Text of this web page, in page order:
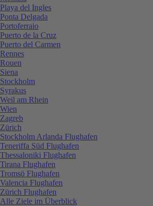
Playa del Ingles
Ponta Delgada
Portoferraio
Puerto de la Cruz
Puerto del Carmen
Rennes
Rouen
Siena
Stockholm
Syrakus
Weil am Rhein
Wien
Zagreb
Zürich
Stockholm Arlanda Flughafen
Teneriffa Süd Flughafen
Thessaloniki Flughafen
Tirana Flughafen
Tromsö Flughafen
Valencia Flughafen
Zürich Flughafen
Alle Ziele im Überblick